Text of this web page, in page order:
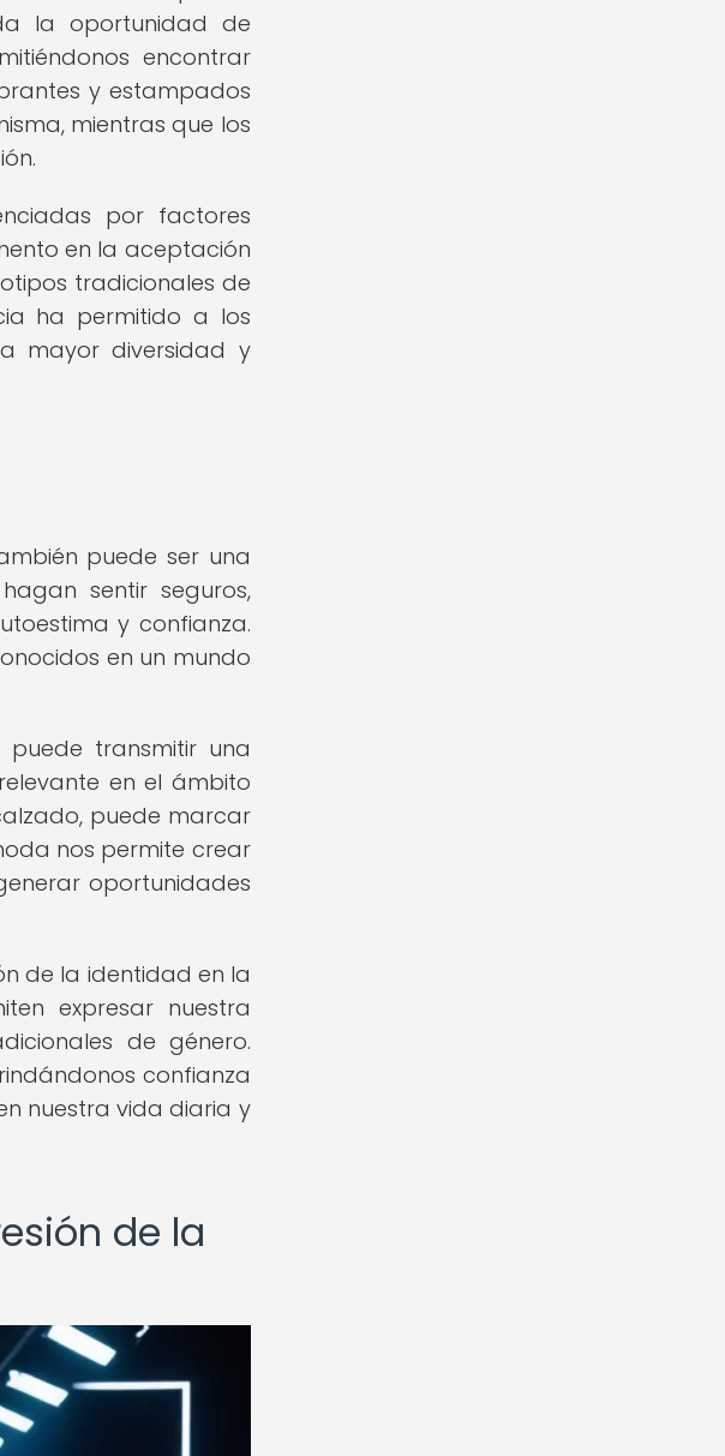
la oportunidad de
encontrar
y estampados
mientras que los
por factores
en la aceptación
tradicionales de
ha permitido a los
mayor diversidad y
puede ser una
sentir seguros,
y confianza.
en un mundo
transmitir una
en el ámbito
puede marcar
nos permite crear
oportunidades
de la identidad en la
expresar nuestra
de género.
confianza
nuestra vida diaria y
de la